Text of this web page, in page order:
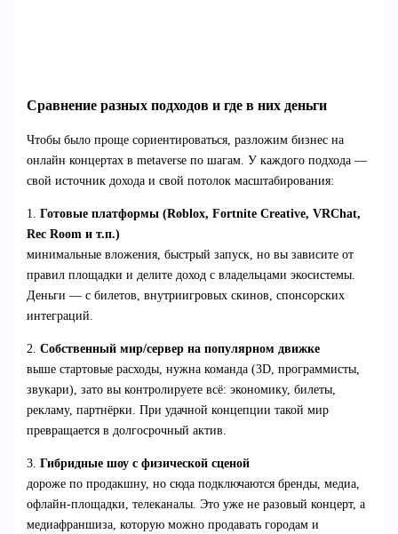
Сравнение разных подходов и где в них деньги
Чтобы было проще сориентироваться, разложим бизнес на
онлайн концертах в metaverse по шагам. У каждого подхода —
свой источник дохода и свой потолок масштабирования:
1. Готовые платформы (Roblox, Fortnite Creative, VRChat,
Rec Room и т.п.)
минимальные вложения, быстрый запуск, но вы зависите от
правил площадки и делите доход с владельцами экосистемы.
Деньги — с билетов, внутриигровых скинов, спонсорских
интеграций.
2. Собственный мир/сервер на популярном движке
выше стартовые расходы, нужна команда (3D, программисты,
звукари), зато вы контролируете всё: экономику, билеты,
рекламу, партнёрки. При удачной концепции такой мир
превращается в долгосрочный актив.
3. Гибридные шоу с физической сценой
дороже по продакшну, но сюда подключаются бренды, медиа,
офлайн-площадки, телеканалы. Это уже не разовый концерт, а
медиафраншиза, которую можно продавать городам и